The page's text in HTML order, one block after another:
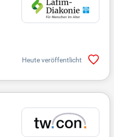
Heute veröffentlicht